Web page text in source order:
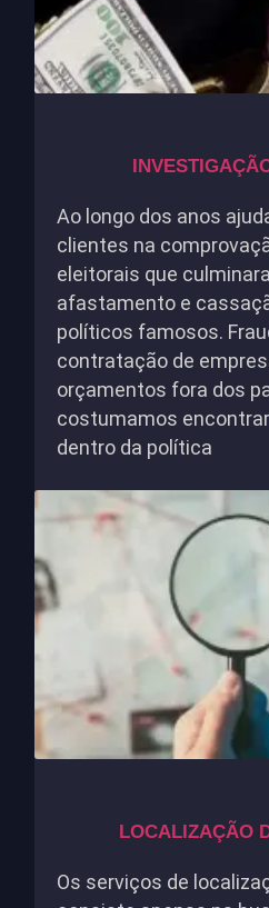
Ao longo dos anos
clientes na
eleitorais que
afastamento e
políticos famosos.
contratação de
orçamentos fora dos
costumamos
dentro da política
LOCALIZAÇÃO
Os serviços de